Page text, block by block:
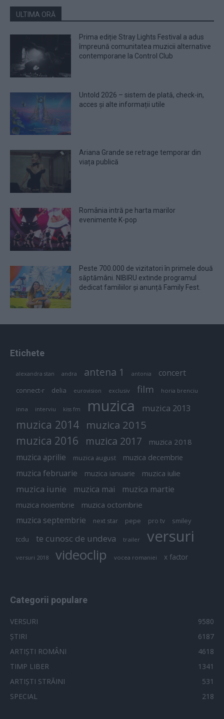
ULTIMA ORĂ
Prima ediție Stray Lights Festival a adus
împreună comunitatea muzicii alternative
contemporane la Control Club
Untold 2026 – sistem de plată, check-in,
acces și alte informații utile
Ariana Grande se retrage temporar din
viața publică
România intră pe harta marilor
evenimente K-pop
Peste 700.000 de vizitatori în primele două
săptămâni. NIBIRU extinde programul
dedicat familiilor și anunță Family Fest.
Etichete
alexandra stan andra antena 1 antonia concert
connect-r delia eurovision exclusiv film horia brenciu
inna interviu kiss fm muzica muzica 2013
muzica 2014 muzica 2015
muzica 2016 muzica 2017 muzica 2018
muzica aprilie muzica august muzica decembrie
muzica februarie muzica ianuarie muzica iulie
muzica iunie muzica mai muzica martie
muzica noiembrie muzica octombrie
muzica septembrie next star pepe pro tv smiley
tcdu te cunosc de undeva trailer versuri
versuri 2018 videoclip vocea romaniei x factor
Categorii populare
VERSURI
9580
ȘTIRI
6187
ARTIȘTI ROMÂNI
4618
TIMP LIBER
1341
ARTIȘTI STRĂINI
531
SPECIAL
218